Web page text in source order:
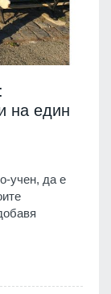
на един
учен, да е